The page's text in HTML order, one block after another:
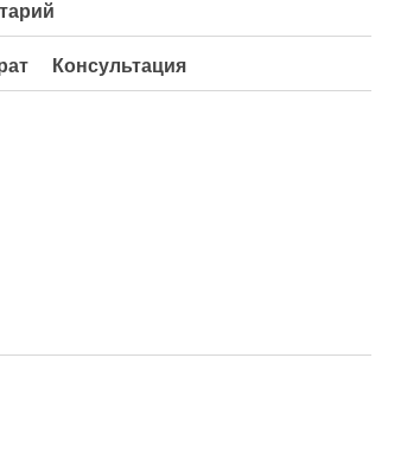
Консультация